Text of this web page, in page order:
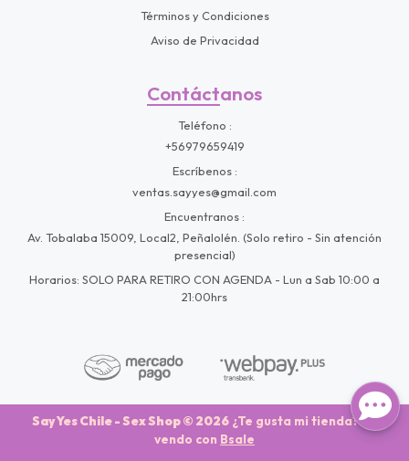
Términos y Condiciones
Aviso de Privacidad
Contáctanos
Teléfono
+56979659419
Escríbenos
ventas.sayyes@gmail.com
Encuentranos
Av. Tobalaba 15009, Local2, Peñalolén. (Solo retiro - Sin atención
presencial)
Horarios: SOLO PARA RETIRO CON AGENDA - Lun a Sab 10:00 a
21:00hrs
Say Yes Chile - Sex Shop © 2026 ¿Te gusta mi tienda? Yo
vendo con Bsale